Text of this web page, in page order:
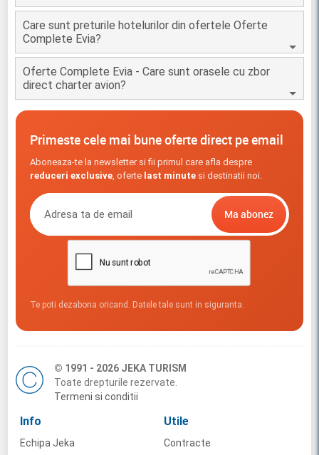
Care sunt preturile hotelurilor din ofertele Oferte
Complete Evia?
Oferte Complete Evia - Care sunt orasele cu zbor
direct charter avion?
Primeste cele mai bune oferte direct pe email
Aboneaza-te la newsletter si fii primul care afla despre
reduceri exclusive, oferte last minutesi destinatii noi.
Te poti dezabona oricand. Datele tale sunt in siguranta.
© 1991 - 2026 JEKA TURISM
Toate drepturile rezervate.
Termeni si conditii
Info
Echipa Jeka
Utile
Contracte